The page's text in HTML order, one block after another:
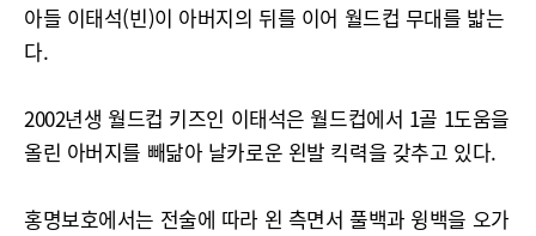
아들 이태석(빈)이 아버지의 뒤를 이어 월드컵 무대를 밟는
다.
2002년생 월드컵 키즈인 이태석은 월드컵에서 1골 1도움을
올린 아버지를 빼닮아 날카로운 왼발 킥력을 갖추고 있다.
홍명보호에서는 전술에 따라 왼 측면서 풀백과 윙백을 오가